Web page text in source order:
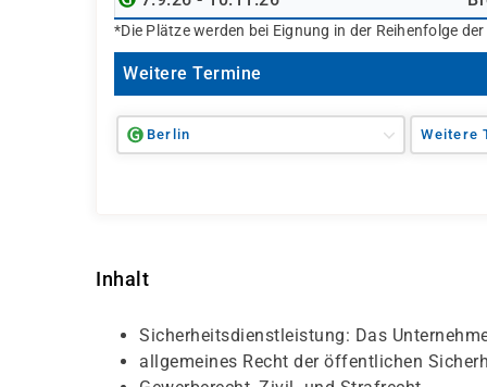
*Die Plätze werden bei Eignung in der Reihenfolge
Weitere Termine
Berlin Weitere
Inhalt
Sicherheitsdienstleistung: Das
allgemeines Recht der öffentlichen